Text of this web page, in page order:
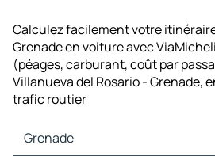
Calculez facilement votre
Grenade en voiture avec
(péages, carburant, coût par
Villanueva del Rosario - Grenade,
trafic routier
Grenade